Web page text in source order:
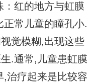
：红的地方与虹膜
常儿童的瞳孔小.
觉模糊,出现这些
.通常,儿童患虹膜
,治疗起来是比较容